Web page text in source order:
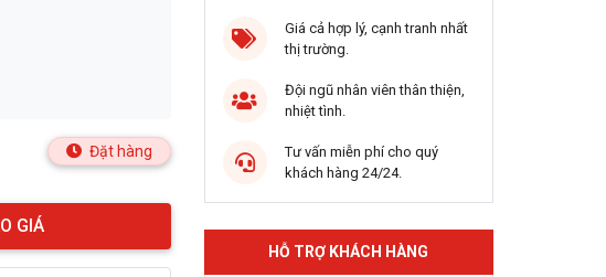
Đặt hàng
Giá cả hợp lý, cạnh tranh nhất
thị trường.
Đội ngũ nhân viên thân thiện,
nhiệt tình.
Tư vấn miễn phí cho quý
khách hàng 24/24.
HỖ TRỢ KHÁCH HÀNG